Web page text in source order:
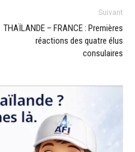
Suivant
THAÏLANDE – FRANCE : Premières
réactions des quatre élus
consulaires